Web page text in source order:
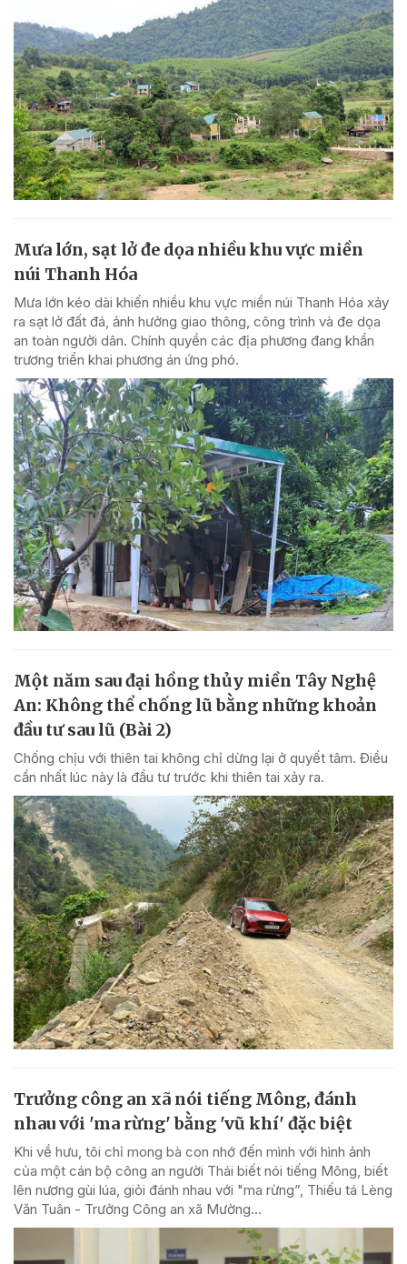
Mưa lớn, sạt lở đe dọa nhiều khu vực miền
núi Thanh Hóa
Mưa lớn kéo dài khiến nhiều khu vực miền núi Thanh Hóa xảy
ra sạt lở đất đá, ảnh hưởng giao thông, công trình và đe dọa
an toàn người dân. Chính quyền các địa phương đang khẩn
trương triển khai phương án ứng phó.
Một năm sau đại hồng thủy miền Tây Nghệ
An: Không thể chống lũ bằng những khoản
đầu tư sau lũ (Bài 2)
Chống chịu với thiên tai không chỉ dừng lại ở quyết tâm. Điều
cần nhất lúc này là đầu tư trước khi thiên tai xảy ra.
Trưởng công an xã nói tiếng Mông, đánh
nhau với 'ma rừng' bằng 'vũ khí' đặc biệt
Khi về hưu, tôi chỉ mong bà con nhớ đến mình với hình ảnh
của một cán bộ công an người Thái biết nói tiếng Mông, biết
lên nương gùi lúa, giỏi đánh nhau với "ma rừng”, Thiếu tá Lèng
Văn Tuân - Trưởng Công an xã Mường...